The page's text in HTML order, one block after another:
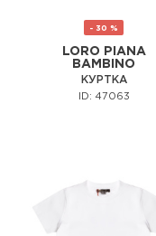
- 30 %
LORO PIANA
BAMBINO
КУРТКА
ID: 47063